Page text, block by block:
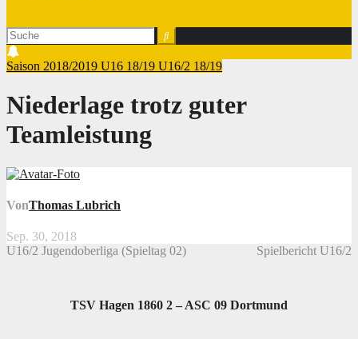
Saison 2018/2019 U16 18/19 U16/2 18/19
Niederlage trotz guter
Teamleistung
VonThomas Lubrich
Sep. 30, 2018
U16/2 Jugendoberliga (Spieltag 02)
Spielbericht U16/2
TSV Hagen 1860 2 – ASC 09 Dortmund